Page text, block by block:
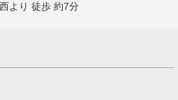
より 徒歩 約7分